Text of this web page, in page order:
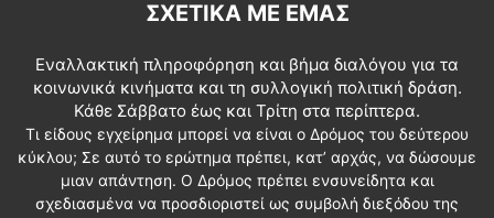
ΣΧΕΤΙΚΆ ΜΕ ΕΜΆΣ
Εναλλακτική πληροφόρηση και βήμα διαλόγου για τα
κοινωνικά κινήματα και τη συλλογική πολιτική δράση.
Κάθε Σάββατο έως και Τρίτη στα περίπτερα.
Τι είδους εγχείρημα μπορεί να είναι ο Δρόμος του δεύτερου
κύκλου; Σε αυτό το ερώτημα πρέπει, κατ’ αρχάς, να δώσουμε
μιαν απάντηση. Ο Δρόμος πρέπει ενσυνείδητα και
σχεδιασμένα να προσδιοριστεί ως συμβολή διεξόδου της